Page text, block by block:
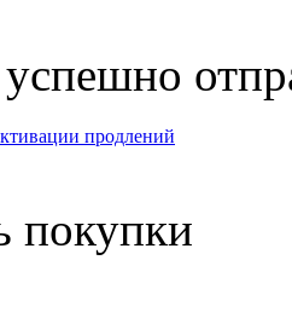
продлений
покупки